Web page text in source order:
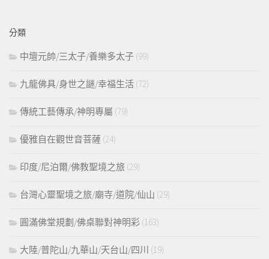
字:
分類
中壇元帥/三太子/養樂多太子 (99)
九龍佛具/身世之謎/幸福生活 (72)
傳統工藝傳承/神明專屬 (79)
優雅自在觀世音菩薩 (24)
印度/尼泊爾/佛教聖境之旅 (29)
台灣心靈聖境之旅/廟寺/道院/仙山 (29)
圓滿佛堂規劃/佛桌聯對神明彩 (163)
大陸/普陀山/九華山/天台山/四川 (19)